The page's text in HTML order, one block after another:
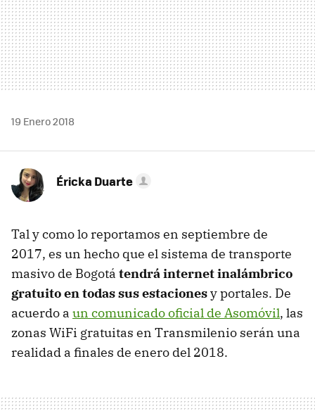
19 Enero 2018
Éricka Duarte
Tal y como lo reportamos en septiembre de
2017, es un hecho que el sistema de transporte
masivo de Bogotá tendrá internet inalámbrico
gratuito en todas sus estacionesy portales. De
acuerdo a un comunicado oficial de Asomóvil, las
zonas WiFi gratuitas en Transmilenio serán una
realidad a finales de enero del 2018.